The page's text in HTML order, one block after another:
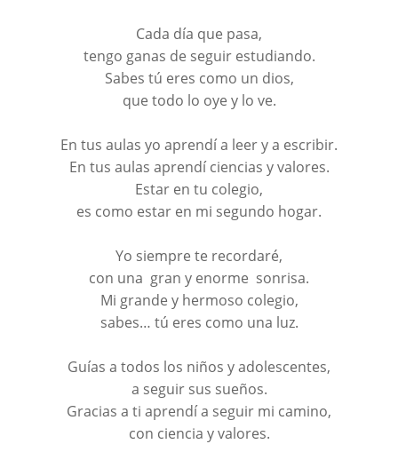
Cada día que pasa,
tengo ganas de seguir estudiando.
Sabes tú eres como un dios,
que todo lo oye y lo ve.
En tus aulas yo aprendí a leer y a escribir.
En tus aulas aprendí ciencias y valores.
Estar en tu colegio,
es como estar en mi segundo hogar.
Yo siempre te recordaré,
con una gran y enorme sonrisa.
Mi grande y hermoso colegio,
sabes… tú eres como una luz.
Guías a todos los niños y adolescentes,
a seguir sus sueños.
Gracias a ti aprendí a seguir mi camino,
con ciencia y valores.